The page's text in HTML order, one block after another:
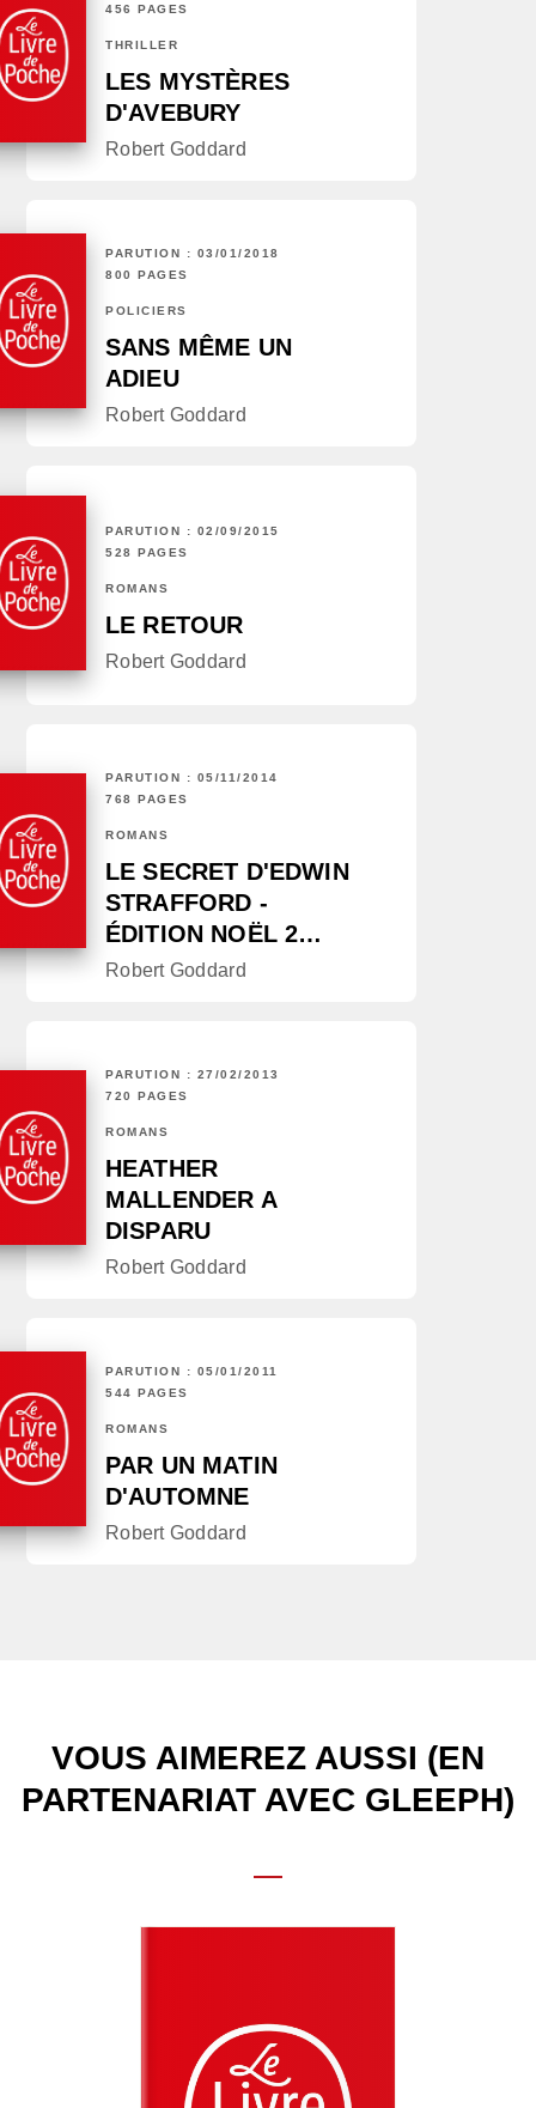
456 PAGES
THRILLER
LES MYSTÈRES
D'AVEBURY
Robert Goddard
PARUTION : 03/01/2018
800 PAGES
POLICIERS
SANS MÊME UN
ADIEU
Robert Goddard
PARUTION : 02/09/2015
528 PAGES
ROMANS
LE RETOUR
Robert Goddard
PARUTION : 05/11/2014
768 PAGES
ROMANS
LE SECRET D'EDWIN
STRAFFORD -
ÉDITION NOËL 2…
Robert Goddard
PARUTION : 27/02/2013
720 PAGES
ROMANS
HEATHER
MALLENDER A
DISPARU
Robert Goddard
PARUTION : 05/01/2011
544 PAGES
ROMANS
PAR UN MATIN
D'AUTOMNE
Robert Goddard
VOUS AIMEREZ AUSSI (EN
PARTENARIAT AVEC GLEEPH)